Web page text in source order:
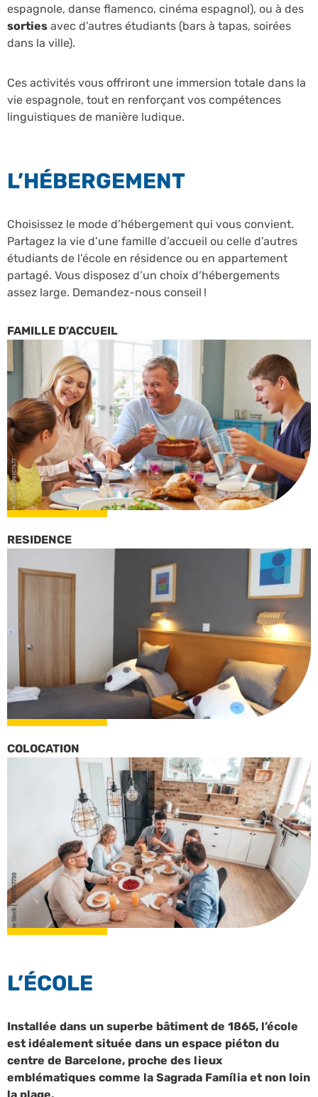
espagnole, danse flamenco, cinéma espagnol), ou à des
sorties avec d’autres étudiants (bars à tapas, soirées
dans la ville).
Ces activités vous offriront une immersion totale dans la
vie espagnole, tout en renforçant vos compétences
linguistiques de manière ludique.
L’HÉBERGEMENT
Choisissez le mode d’hébergement qui vous convient.
Partagez la vie d’une famille d’accueil ou celle d’autres
étudiants de l’école en résidence ou en appartement
partagé. Vous disposez d’un choix d’hébergements
assez large. Demandez-nous conseil !
FAMILLE D’ACCUEIL
RESIDENCE
COLOCATION
L’ÉCOLE
Installée dans un superbe bâtiment de 1865, l’école
est idéalement située dans un espace piéton du
centre de Barcelone, proche des lieux
emblématiques comme la Sagrada Família et non loin